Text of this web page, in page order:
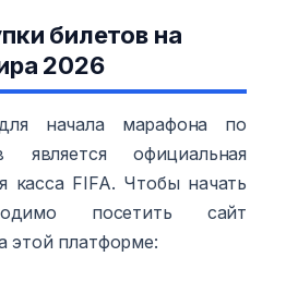
билетов на
2026
начала марафона по
является официальная
касса FIFA. Чтобы начать
посетить сайт
этой платформе: